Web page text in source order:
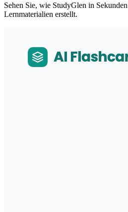
Sehen Sie, wie StudyGlen in
Lernmaterialien erstellt.